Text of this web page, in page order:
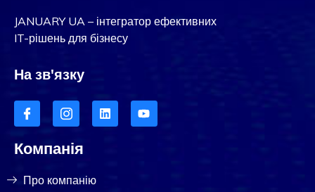
JANUARY UA – інтегратор ефективних
IT-рішень для бізнесу
На зв'язку
Компанія
Про компанію